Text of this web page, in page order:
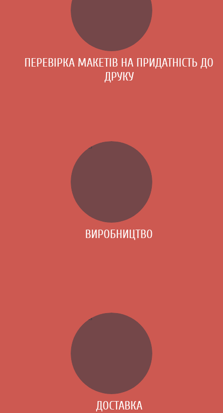
ПЕРЕВІРКА МАКЕТІВ НА ПРИДАТНІСТЬ ДО
ДРУКУ
ВИРОБНИЦТВО
ДОСТАВКА